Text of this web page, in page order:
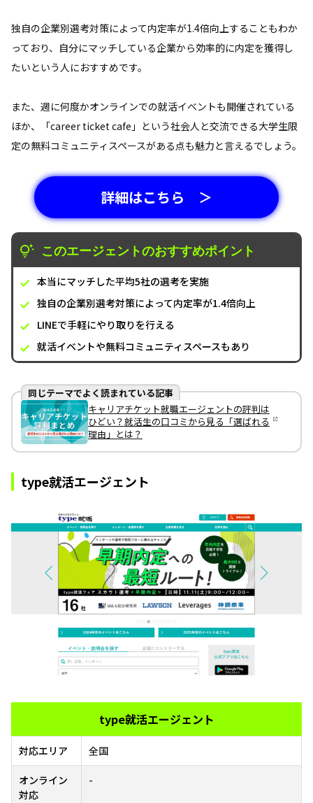
独自の企業別選考対策によって内定率が1.4倍向上することもわか
っており、自分にマッチしている企業から効率的に内定を獲得し
たいという人におすすめです。
また、週に何度かオンラインでの就活イベントも開催されている
ほか、「career ticket cafe」という社会人と交流できる大学生限
定の無料コミュニティスペースがある点も魅力と言えるでしょう。
詳細はこちら ＞
このエージェントのおすすめポイント
本当にマッチした平均5社の選考を実施
独自の企業別選考対策によって内定率が1.4倍向上
LINEで手軽にやり取りを行える
就活イベントや無料コミュニティスペースもあり
同じテーマでよく読まれている記事
キャリアチケット就職エージェントの評判は
ひどい？就活生の口コミから見る「選ばれる
理由」とは？
type就活エージェント
type就活エージェント
対応エリア 全国
オンライン
対応
-